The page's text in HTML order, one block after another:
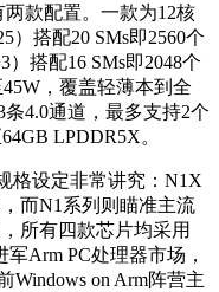
款配置。一款为12核
）搭配20 SMs即2560个
搭配16 SMs即2048个
，覆盖轻薄本到全
4.0通道，最多支持2个
LPDDR5X。
格设定非常讲究：N1X
而N1系列则瞄准主流
所有四款芯片均采用
Arm PC处理器市场，
on Arm阵营主